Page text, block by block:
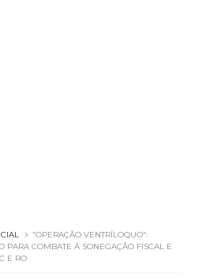
“OPERAÇÃO VENTRÍLOQUO”:
PARA COMBATE À SONEGAÇÃO FISCAL E
E RO